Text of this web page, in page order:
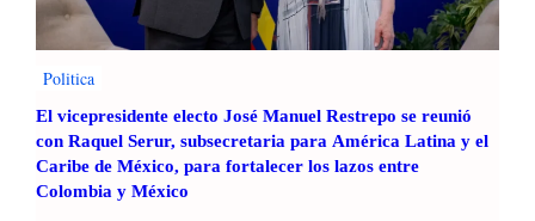
Politica
El vicepresidente electo José Manuel Restrepo se reunió
con Raquel Serur, subsecretaria para América Latina y el
Caribe de México, para fortalecer los lazos entre
Colombia y México